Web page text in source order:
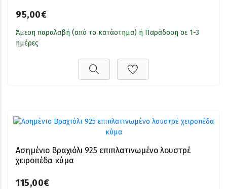
95,00€
Άμεση παραλαβή (από το κατάστημα) ή Παράδοση σε 1-3
ημέρες
Ασημένιο Βραχιόλι 925 επιπλατινωμένο λουστρέ
χειροπέδα κύμα
115,00€